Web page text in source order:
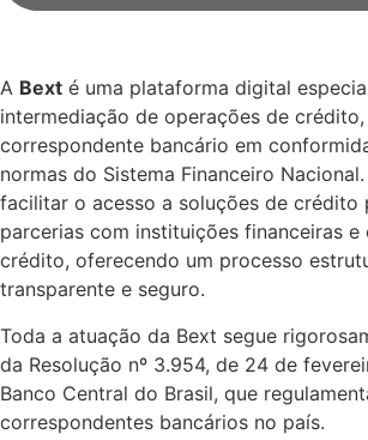
A Bext é uma plataforma digital
intermediação de operações de
correspondente bancário em
normas do Sistema Financeiro
facilitar o acesso a soluções de crédito
parcerias com instituições financeiras e
crédito, oferecendo um processo
transparente e seguro.
Toda a atuação da Bext segue
da Resolução nº 3.954, de 24 de
Banco Central do Brasil, que
correspondentes bancários no país.